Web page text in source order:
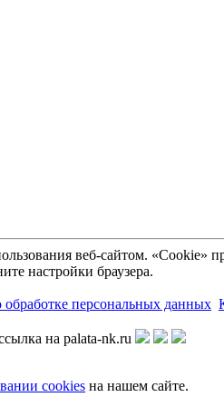
веб-сайтом.
настройки браузера.
персональных данных
на palata-nk.ru
cookies на нашем сайте.